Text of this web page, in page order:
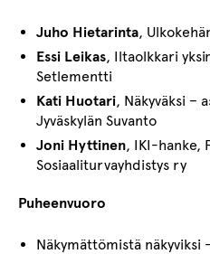
Juho Hietarinta,
Essi Leikas, Iltaolkkari
Setlementti
Kati Huotari, Näkyväksi –
Jyväskylän Suvanto
Joni Hyttinen, IKI-hanke,
Sosiaaliturvayhdistys ry
Puheenvuoro
Näkymättömistä näkyviksi